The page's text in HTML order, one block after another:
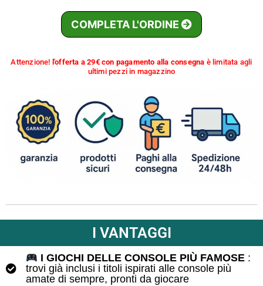
COMPLETA L'ORDINE
Attenzione! l'offerta a 29€ con pagamento alla consegna è limitata agli
ultimi pezzi in magazzino
I VANTAGGI
I GIOCHI DELLE CONSOLE PIÙ FAMOSE :
trovi già inclusi i titoli ispirati alle console più
amate di sempre, pronti da giocare